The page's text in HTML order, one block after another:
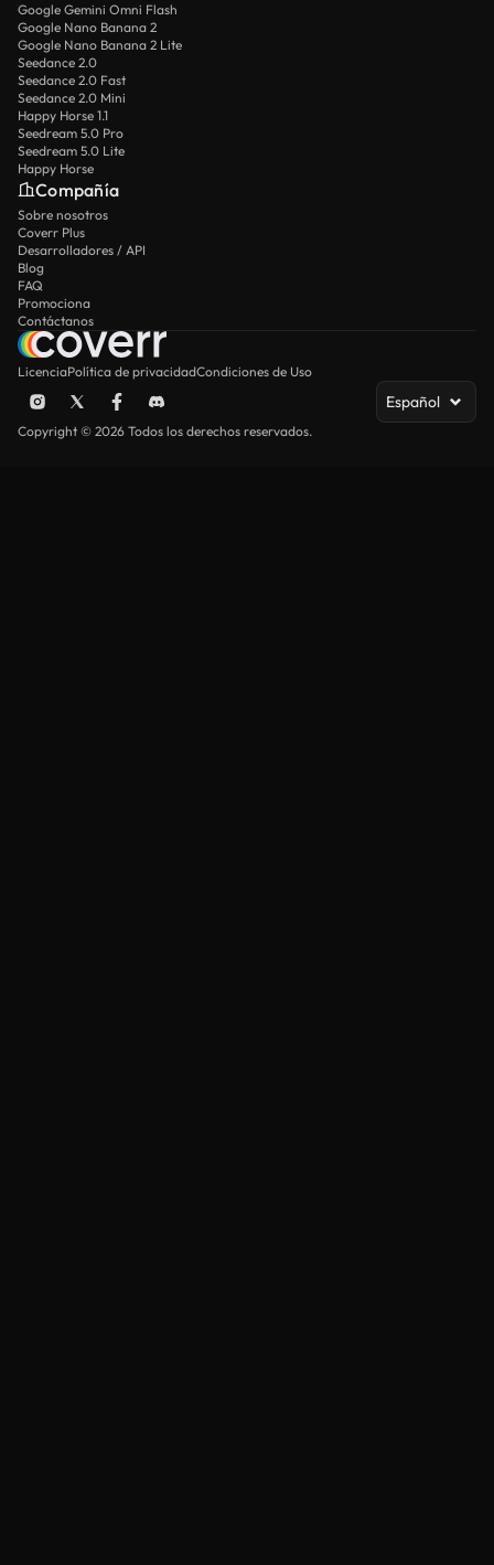
Google Gemini Omni Flash
Google Nano Banana 2
Google Nano Banana 2 Lite
Seedance 2.0
Seedance 2.0 Fast
Seedance 2.0 Mini
Happy Horse 1.1
Seedream 5.0 Pro
Seedream 5.0 Lite
Happy Horse
Compañía
Sobre nosotros
Coverr Plus
Desarrolladores / API
Blog
FAQ
Promociona
Contáctanos
LicenciaPolítica de privacidadCondiciones de Uso
Español
Copyright © 2026 Todos los derechos reservados.